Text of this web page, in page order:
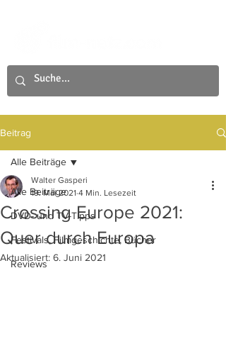
Beitrag
Alle Beiträge
DVD- und TV-Tipps
Festivals, Filmgeschichte, Bücher
Reviews
Alle Beiträge
Crossing Europe 2021:
Quer durch Europa
Walter Gasperi
19. Mai 2021 4 Min. Lesezeit
Aktualisiert: 6. Juni 2021